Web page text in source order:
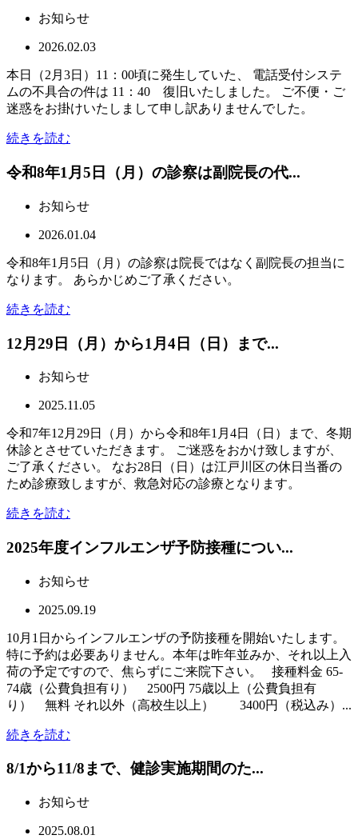
お知らせ
2026.02.03
本日（2月3日）11：00頃に発生していた、 電話受付システ
ムの不具合の件は 11：40 復旧いたしました。 ご不便・ご
迷惑をお掛けいたしまして申し訳ありませんでした。
続きを読む
令和8年1月5日（月）の診察は副院長の代...
お知らせ
2026.01.04
令和8年1月5日（月）の診察は院長ではなく副院長の担当に
なります。 あらかじめご了承ください。
続きを読む
12月29日（月）から1月4日（日）まで...
お知らせ
2025.11.05
令和7年12月29日（月）から令和8年1月4日（日）まで、冬期
休診とさせていただきます。 ご迷惑をおかけ致しますが、
ご了承ください。 なお28日（日）は江戸川区の休日当番の
ため診療致しますが、救急対応の診療となります。
続きを読む
2025年度インフルエンザ予防接種につい...
お知らせ
2025.09.19
10月1日からインフルエンザの予防接種を開始いたします。
特に予約は必要ありません。本年は昨年並みか、それ以上入
荷の予定ですので、焦らずにご来院下さい。 接種料金 65-
74歳（公費負担有り） 2500円 75歳以上（公費負担有
り） 無料 それ以外（高校生以上） 3400円（税込み）...
続きを読む
8/1から11/8まで、健診実施期間のた...
お知らせ
2025.08.01